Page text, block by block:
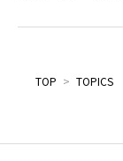
TOP > TOPICS